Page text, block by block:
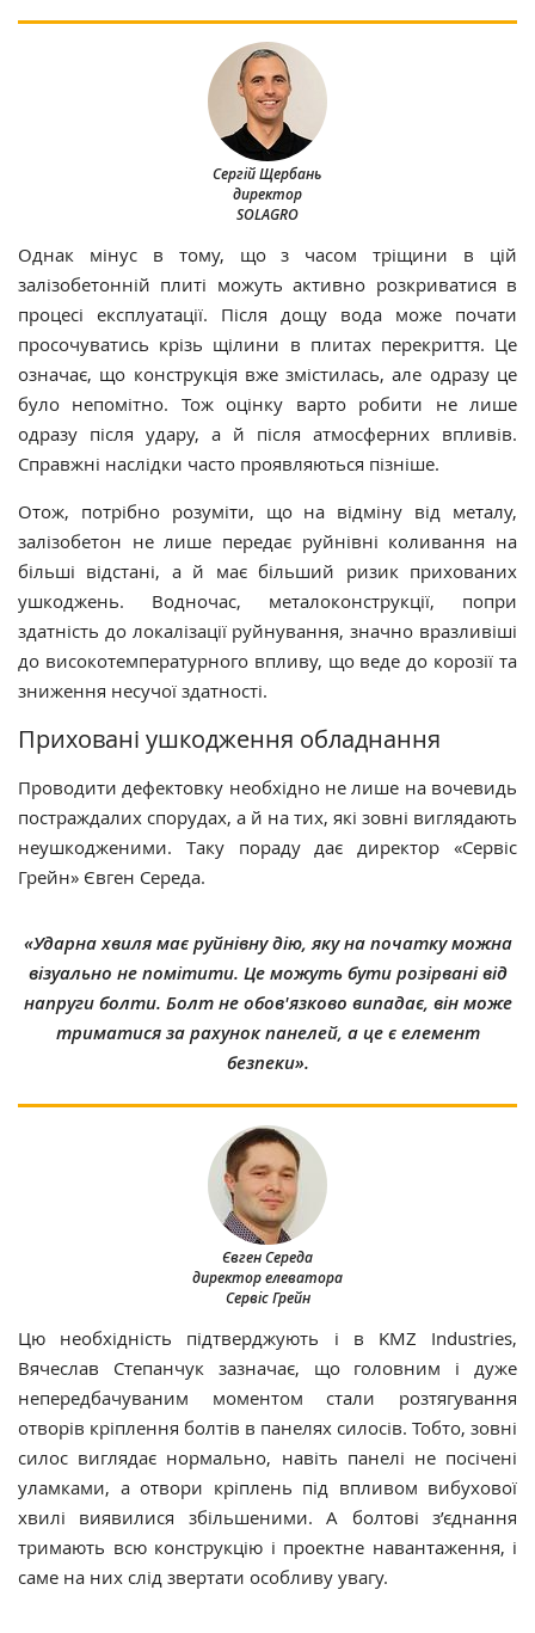
Сергій Щербань
директор
SOLAGRO
Однак мінус в тому, що з часом тріщини в цій
залізобетонній плиті можуть активно розкриватися в
процесі експлуатації. Після дощу вода може почати
просочуватись крізь щілини в плитах перекриття. Це
означає, що конструкція вже змістилась, але одразу це
було непомітно. Тож оцінку варто робити не лише
одразу після удару, а й після атмосферних впливів.
Справжні наслідки часто проявляються пізніше.
Отож, потрібно розуміти, що на відміну від металу,
залізобетон не лише передає руйнівні коливання на
більші відстані, а й має більший ризик прихованих
ушкоджень. Водночас, металоконструкції, попри
здатність до локалізації руйнування, значно вразливіші
до високотемпературного впливу, що веде до корозії та
зниження несучої здатності.
Приховані ушкодження обладнання
Проводити дефектовку необхідно не лише на вочевидь
постраждалих спорудах, а й на тих, які зовні виглядають
неушкодженими. Таку пораду дає директор «Сервіс
Грейн» Євген Середа.
Євген Середа
директор елеватора
Сервіс Грейн
«Ударна хвиля має руйнівну дію, яку на початку можна
візуально не помітити. Це можуть бути розірвані від
напруги болти. Болт не обов'язково випадає, він може
триматися за рахунок панелей, а це є елемент
безпеки».
Цю необхідність підтверджують і в KMZ Industries,
Вячеслав Степанчук зазначає, що головним і дуже
непередбачуваним моментом стали розтягування
отворів кріплення болтів в панелях силосів. Тобто, зовні
силос виглядає нормально, навіть панелі не посічені
уламками, а отвори кріплень під впливом вибухової
хвилі виявилися збільшеними. А болтові з’єднання
тримають всю конструкцію і проектне навантаження, і
саме на них слід звертати особливу увагу.